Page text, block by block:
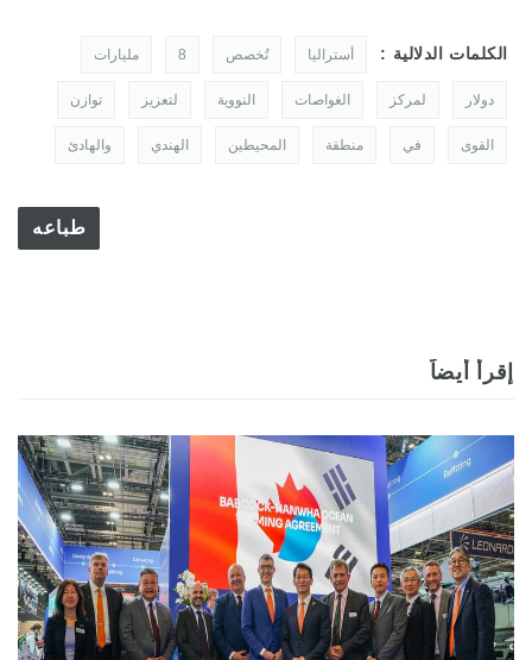
الكلمات الدلالية : أستراليا تُخصص 8 مليارات
دولار لمركز الغواصات النووية لتعزيز توازن
القوى في منطقة المحيطين الهندي والهادئ
طباعه
إقرأ أيضاً